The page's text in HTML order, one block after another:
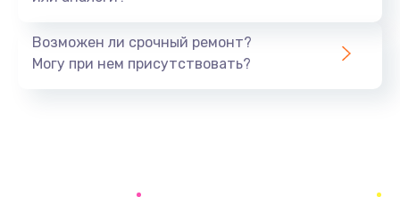
Заказать
Возможен ли срочный ремонт?
Могу при нем присутствовать?